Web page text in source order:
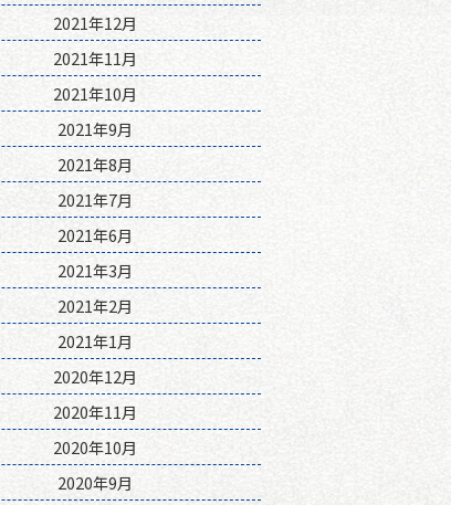
2021年12月
2021年11月
2021年10月
2021年9月
2021年8月
2021年7月
2021年6月
2021年3月
2021年2月
2021年1月
2020年12月
2020年11月
2020年10月
2020年9月